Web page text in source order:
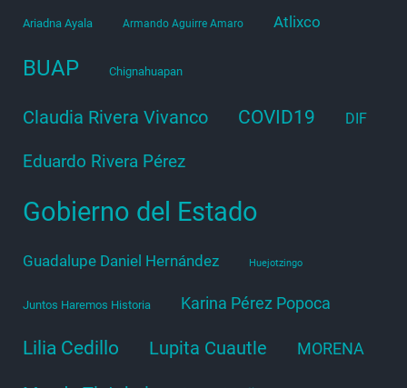
Ariadna Ayala Armando Aguirre Amaro Atlixco
BUAP Chignahuapan
Claudia Rivera Vivanco COVID19 DIF
Eduardo Rivera Pérez
Gobierno del Estado
Guadalupe Daniel Hernández Huejotzingo
Juntos Haremos Historia Karina Pérez Popoca
Lilia Cedillo Lupita Cuautle MORENA